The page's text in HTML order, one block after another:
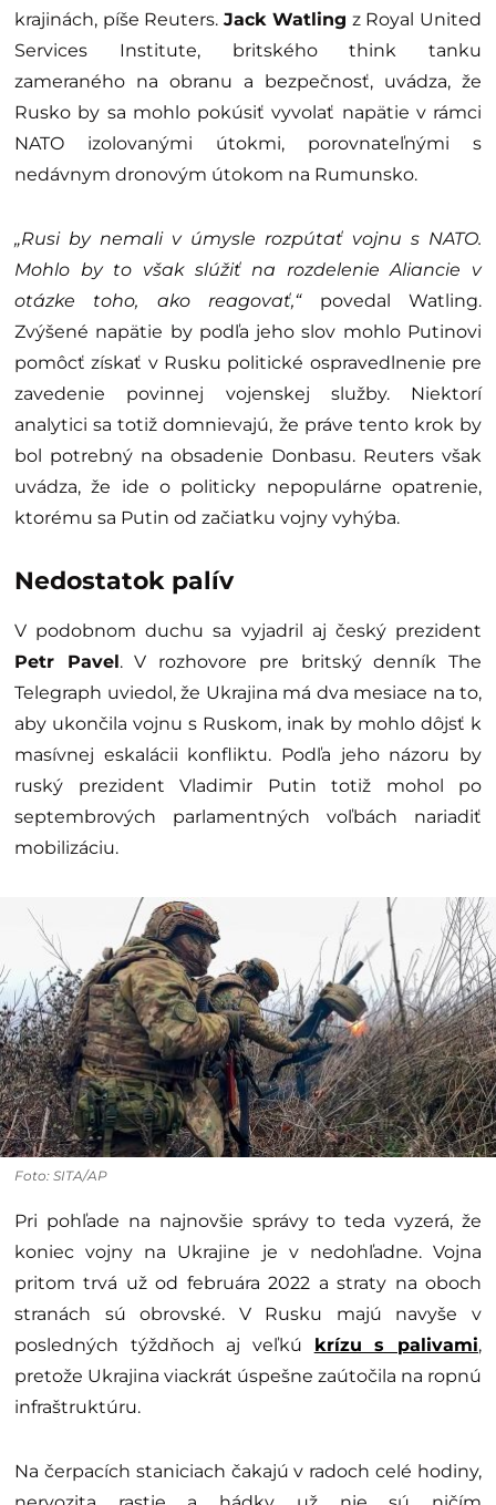
krajinách, píše Reuters. Jack Watling z Royal United
Services Institute, britského think tanku
zameraného na obranu a bezpečnosť, uvádza, že
Rusko by sa mohlo pokúsiť vyvolať napätie v rámci
NATO izolovanými útokmi, porovnateľnými s
nedávnym dronovým útokom na Rumunsko.
„Rusi by nemali v úmysle rozpútať vojnu s NATO.
Mohlo by to však slúžiť na rozdelenie Aliancie v
otázke toho, ako reagovať,“povedal Watling.
Zvýšené napätie by podľa jeho slov mohlo Putinovi
pomôcť získať v Rusku politické ospravedlnenie pre
zavedenie povinnej vojenskej služby. Niektorí
analytici sa totiž domnievajú, že práve tento krok by
bol potrebný na obsadenie Donbasu. Reuters však
uvádza, že ide o politicky nepopulárne opatrenie,
ktorému sa Putin od začiatku vojny vyhýba.
Nedostatok palív
V podobnom duchu sa vyjadril aj český prezident
Petr Pavel. V rozhovore pre britský denník The
Telegraph uviedol, že Ukrajina má dva mesiace na to,
aby ukončila vojnu s Ruskom, inak by mohlo dôjsť k
masívnej eskalácii konfliktu. Podľa jeho názoru by
ruský prezident Vladimir Putin totiž mohol po
septembrových parlamentných voľbách nariadiť
mobilizáciu.
Foto: SITA/AP
Pri pohľade na najnovšie správy to teda vyzerá, že
koniec vojny na Ukrajine je v nedohľadne. Vojna
pritom trvá už od februára 2022 a straty na oboch
stranách sú obrovské. V Rusku majú navyše v
posledných týždňoch aj veľkú krízu s palivami,
pretože Ukrajina viackrát úspešne zaútočila na ropnú
infraštruktúru.
Na čerpacích staniciach čakajú v radoch celé hodiny,